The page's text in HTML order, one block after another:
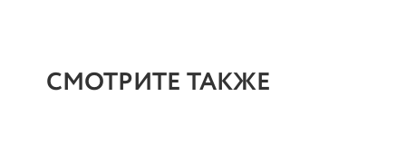
СМОТРИТЕ ТАКЖЕ